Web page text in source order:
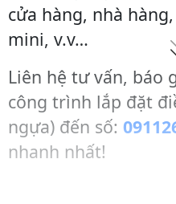
cửa hàng, nhà
mini, v.v…
Liên hệ tư vấn, báo
công trình lắp đặt
ngựa) đến số:
nhanh nhất!